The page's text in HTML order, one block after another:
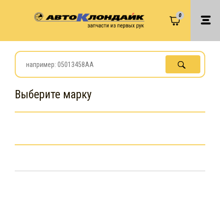
0
Выберите марку